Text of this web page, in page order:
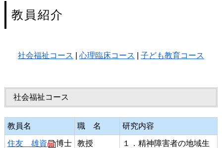
教員紹介
社会福祉コース 心理臨床コース 子ども教育コース
社会福祉コース
教員名 職 名 研究内容
住友 雄資
博士
教授
１．精神障害者の地域生